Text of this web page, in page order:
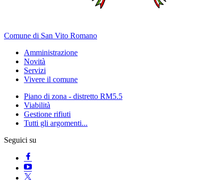
Comune di San Vito Romano
Amministrazione
Novità
Servizi
Vivere il comune
Piano di zona - distretto RM5.5
Viabilità
Gestione rifiuti
Tutti gli argomenti...
Seguici su